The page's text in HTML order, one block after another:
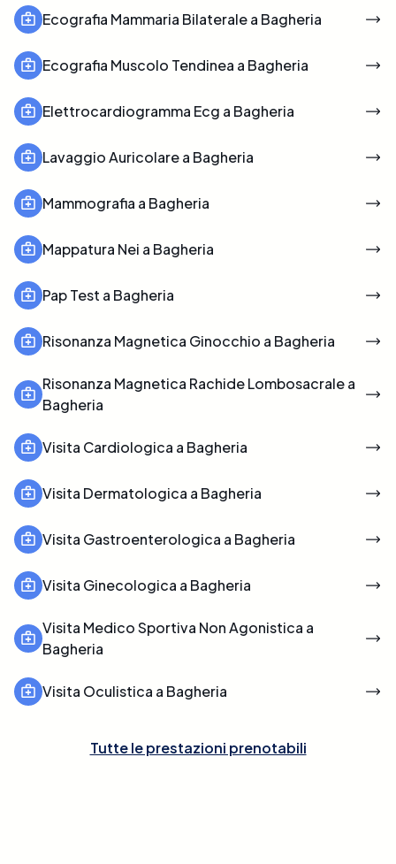
Ecografia Mammaria Bilaterale a Bagheria
Ecografia Muscolo Tendinea a Bagheria
Elettrocardiogramma Ecg a Bagheria
Lavaggio Auricolare a Bagheria
Mammografia a Bagheria
Mappatura Nei a Bagheria
Pap Test a Bagheria
Risonanza Magnetica Ginocchio a Bagheria
Risonanza Magnetica Rachide Lombosacrale a
Bagheria
Visita Cardiologica a Bagheria
Visita Dermatologica a Bagheria
Visita Gastroenterologica a Bagheria
Visita Ginecologica a Bagheria
Visita Medico Sportiva Non Agonistica a
Bagheria
Visita Oculistica a Bagheria
Tutte le prestazioni prenotabili